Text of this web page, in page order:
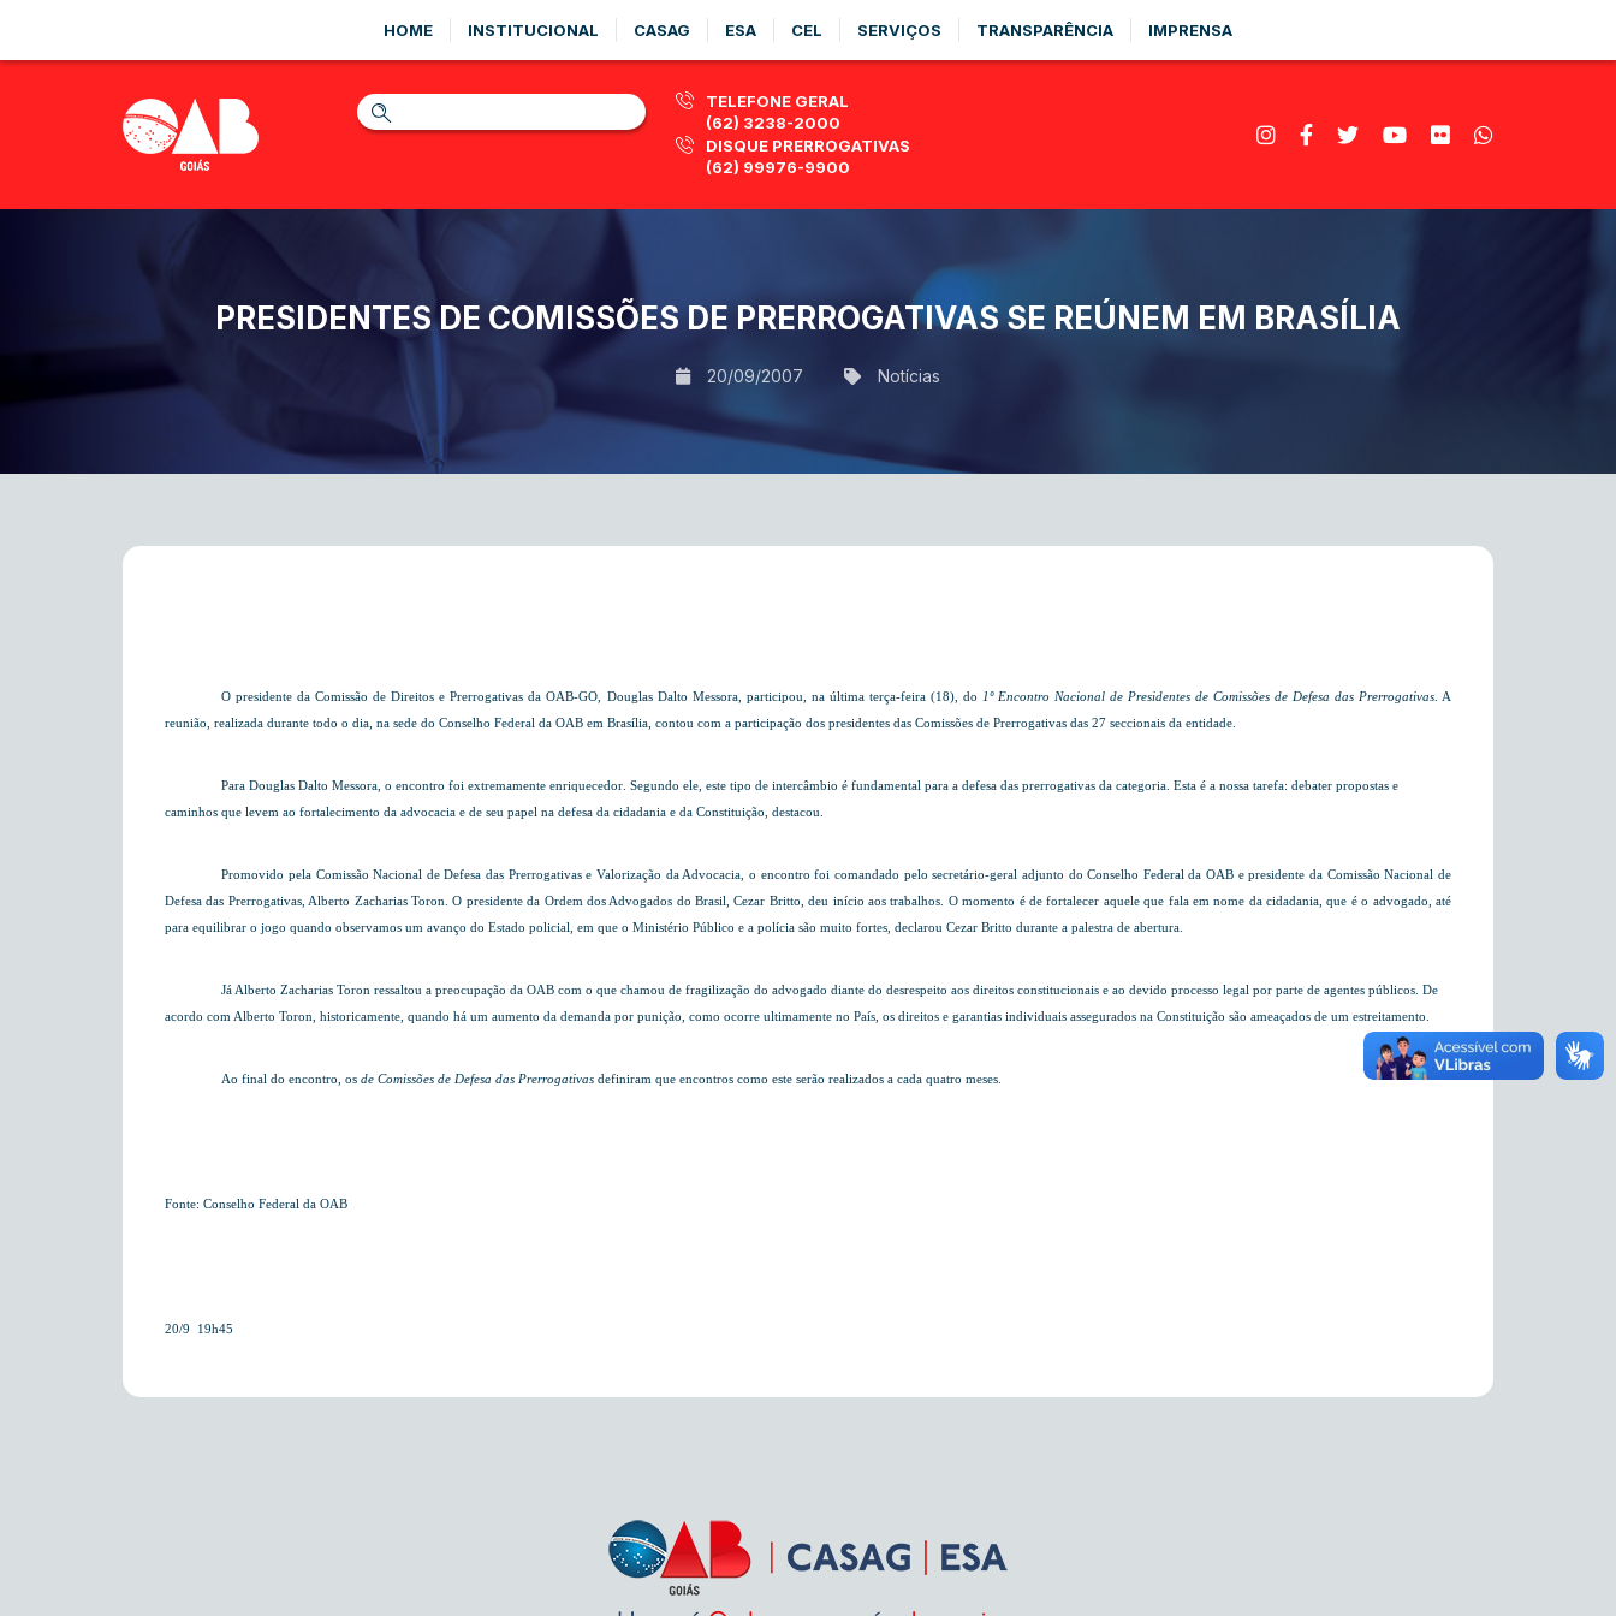
HOME INSTITUCIONAL CASAG ESA CEL SERVIÇOS TRANSPARÊNCIA IMPRENSA
TELEFONE GERAL
(62) 3238-2000
DISQUE PRERROGATIVAS
(62) 99976-9900
PRESIDENTES DE COMISSÕES DE PRERROGATIVAS SE REÚNEM EM BRASÍLIA
20/09/2007 Notícias
O presidente da Comissão de Direitos e Prerrogativas da OAB-GO, Douglas Dalto Messora, participou, na última terça-feira (18), do 1º Encontro Nacional de Presidentes de Comissões de Defesa das Prerrogativas. A
reunião, realizada durante todo o dia, na sede do Conselho Federal da OAB em Brasília, contou com a participação dos presidentes das Comissões de Prerrogativas das 27 seccionais da entidade.
Para Douglas Dalto Messora, o encontro foi extremamente enriquecedor. Segundo ele, este tipo de intercâmbio é fundamental para a defesa das prerrogativas da categoria. Esta é a nossa tarefa:debater propostas e
caminhos que levem ao fortalecimento da advocacia e de seu papel na defesa da cidadania e da Constituição, destacou.
Promovido pela Comissão Nacional de Defesa das Prerrogativas e Valorização da Advocacia, o encontro foi comandado pelo secretário-geral adjunto do Conselho Federal da OAB e presidente da Comissão Nacional de
Defesa das Prerrogativas, Alberto Zacharias Toron. O presidenteda Ordem dos Advogados do Brasil, Cezar Britto, deu início aos trabalhos. O momento é de fortalecer aquele que fala em nome da cidadania, que é o advogado, até
para equilibrar o jogo quando observamos um avanço do Estado policial, em que o Ministério Público e a polícia são muito fortes, declarou Cezar Britto durante a palestra de abertura.
Já Alberto Zacharias Toron ressaltou a preocupação da OAB com o que chamou de fragilização do advogado diante do desrespeito aos direitos constitucionais e ao devido processo legal por parte de agentes públicos. De
acordo com Alberto Toron, historicamente, quando há um aumento da demanda por punição, como ocorre ultimamente no País, os direitos e garantias individuais assegurados na Constituição são ameaçados de um estreitamento.
Ao final do encontro, osde Comissões de Defesa das Prerrogativas definiram que encontros como este serão realizados a cada quatro meses.
Fonte: Conselho Federal da OAB
20/9  19h45